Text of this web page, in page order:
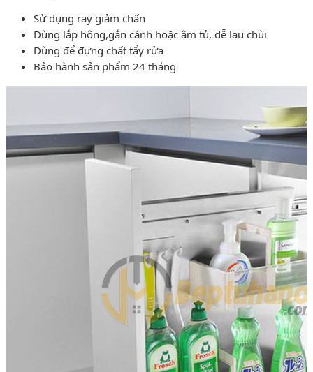
Sử dụng ray giảm chấn
Dùng lắp hông,gắn cánh hoặc âm tủ, dễ lau chùi
Dùng để đựng chất tẩy rửa
Bảo hành sản phẩm 24 tháng